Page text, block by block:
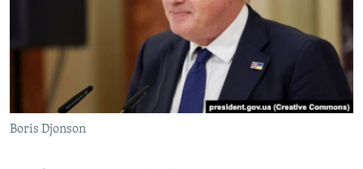
Українською
QOŞULIÑIZ!
Boris Djonson